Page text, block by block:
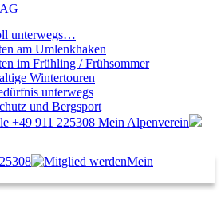
unterwegs…
am Umlenkhaken
im Frühling / Frühsommer
Wintertouren
unterwegs
und Bergsport
+49 911 225308 Mein Alpenverein
Mein